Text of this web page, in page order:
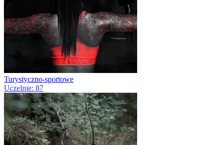
Turystyczno-sportowe
Uczelnie: 87